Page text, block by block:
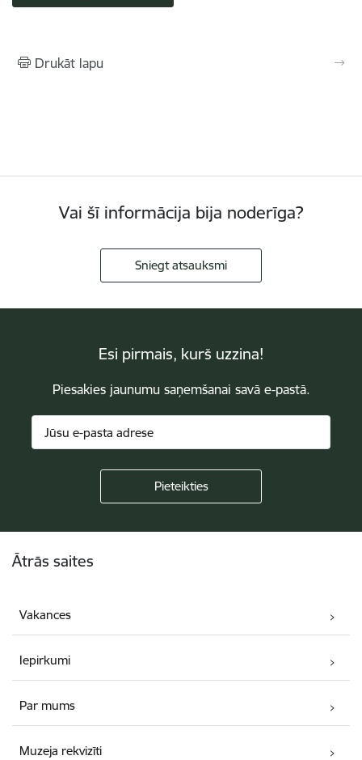
Drukāt lapu
Vai šī informācija bija noderīga?
Sniegt atsauksmi
Esi pirmais, kurš uzzina!
Piesakies jaunumu saņemšanai savā e-pastā.
Ātrās saites
Vakances
Iepirkumi
Par mums
Muzeja rekvizīti